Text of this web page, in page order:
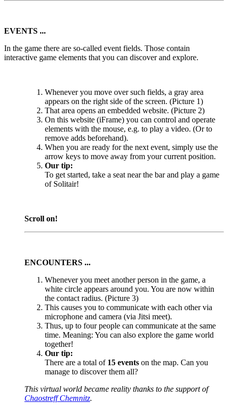
EVENTS ...
In the game there are so-called event fields. Those contain
interactive game elements that you can discover and explore.
Whenever you move over such fields, a gray area
appears on the right side of the screen. (Picture 1)
That area opens an embedded website. (Picture 2)
On this website (iFrame) you can control and operate
elements with the mouse, e.g. to play a video. (Or to
remove adds beforehand).
When you are ready for the next event, simply use the
arrow keys to move away from your current position.
Our tip:
To get started, take a seat near the bar and play a game
of Solitair!
Scroll on!
ENCOUNTERS ...
Whenever you meet another person in the game, a
white circle appears around you. You are now within
the contact radius. (Picture 3)
This causes you to communicate with each other via
microphone and camera (via Jitsi meet).
Thus, up to four people can communicate at the same
time. Meaning: You can also explore the game world
together!
Our tip:
There are a total of 15 events on the map. Can you
manage to discover them all?
This virtual world became reality thanks to the support of
Chaostreff Chemnitz.